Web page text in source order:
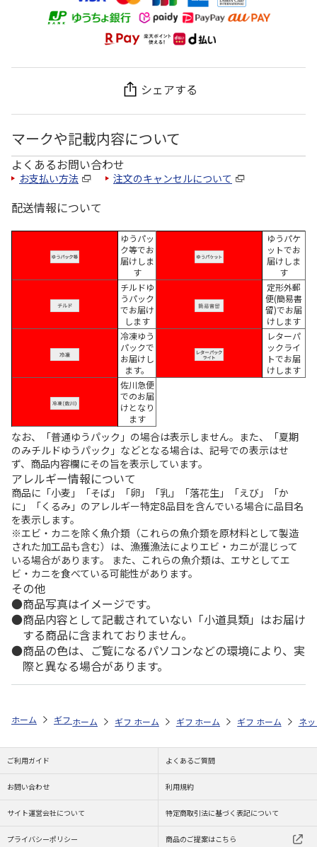
シェアする
マークや記載内容について
よくあるお問い合わせ
お支払い方法 注文のキャンセルについて
配送情報について
ゆうパッ
ク等でお
届けしま
す
ゆうパケ
ットでお
届けしま
す
チルドゆ
うパック
でお届け
します
定形外郵
便(簡易書
留)でお届
けします
冷凍ゆう
パックで
お届けし
ます。
レターパ
ックライ
トでお届
けします
佐川急便
でのお届
けとなり
ます
なお、「普通ゆうパック」の場合は表示しません。また、「夏期
のみチルドゆうパック」などとなる場合は、記号での表示はせ
ず、商品内容欄にその旨を表示しています。
アレルギー情報について
商品に「小麦」「そば」「卵」「乳」「落花生」「えび」「か
に」「くるみ」のアレルギー特定8品目を含んでいる場合に品目名
を表示します。
※エビ・カニを除く魚介類（これらの魚介類を原材料として製造
された加工品も含む）は、漁獲漁法によりエビ・カニが混じって
いる場合があります。 また、これらの魚介類は、エサとしてエ
ビ・カニを食べている可能性があります。
その他
商品写真はイメージです。
商品内容として記載されていない「小道具類」はお届け
する商品に含まれておりません。
商品の色は、ご覧になるパソコンなどの環境により、実
際と異なる場合があります。
ホーム ギフトストア お中元・夏ギフト特集 2026 お菓子・スイーツ
ホーム ギフトストア お中元・夏ギフト特集 2026
ホーム ギフトストア お中元・夏ギフト
ホーム ギフトストア お
ホーム ネ
ご利用ガイド よくあるご質問
お問い合わせ 利用規約
サイト運営会社について 特定商取引法に基づく表記について
プライバシーポリシー 商品のご提案はこちら